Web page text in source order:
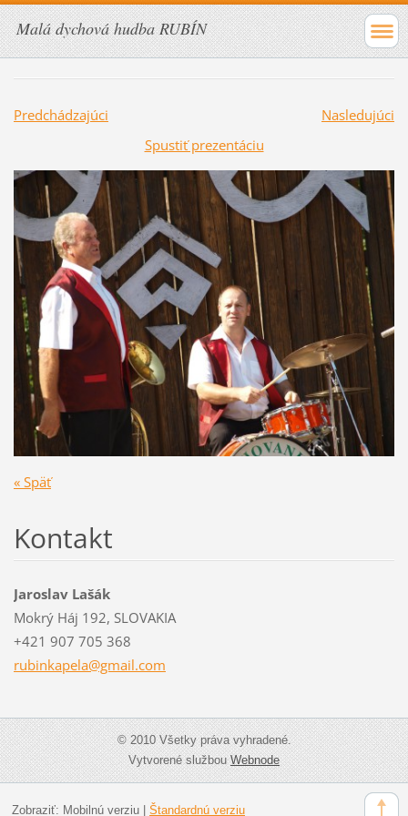
Malá dychová hudba RUBÍN
Predchádzajúci
Nasledujúci
Spustiť prezentáciu
« Späť
Kontakt
Jaroslav Lašák
Mokrý Háj 192, SLOVAKIA
+421 907 705 368
rubinkapela@gmail.com
© 2010 Všetky práva vyhradené.
Vytvorené službouWebnode
Zobraziť: Mobilnú verziu| Štandardnú verziu